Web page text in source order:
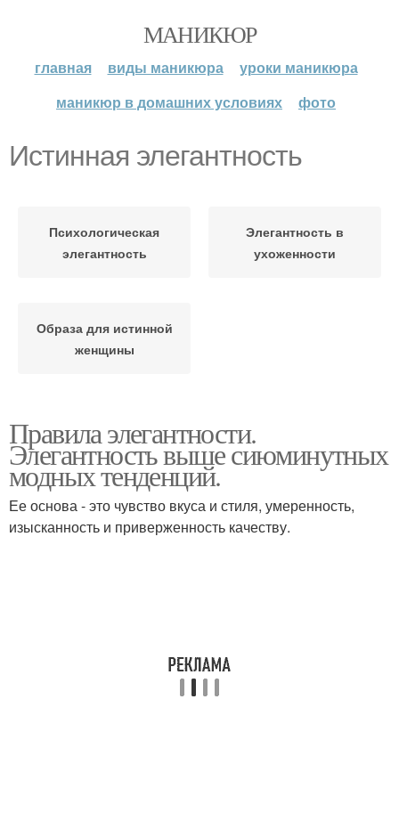
МАНИКЮР
главная виды маникюра
уроки маникюра
маникюр в домашних условиях
фото
Истинная элегантность
Психологическая
элегантность
Элегантность в
ухоженности
Образа для истинной
женщины
Правила элегантности.
Элегантность выше сиюминутных
модных тенденций.
Ее основа - это чувство вкуса и стиля, умеренность,
изысканность и приверженность качеству.